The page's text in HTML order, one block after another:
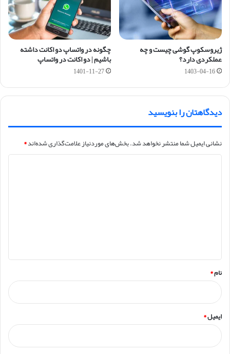
ژیروسکوپ گوشی چیست و چه
عملکردی دارد؟
1403-04-16
چگونه در واتساپ دو اکانت داشته
باشیم | دو اکانت در واتساپ
1401-11-27
دیدگاهتان را بنویسید
نشانی ایمیل شما منتشر نخواهد شد.بخش‌های موردنیاز علامت‌گذاری شده‌اند*
نام*
ایمیل*